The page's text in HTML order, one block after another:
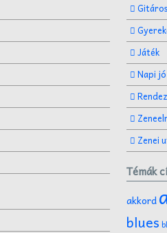
Játék
Napi
Zenei
Témák
akkord
blues